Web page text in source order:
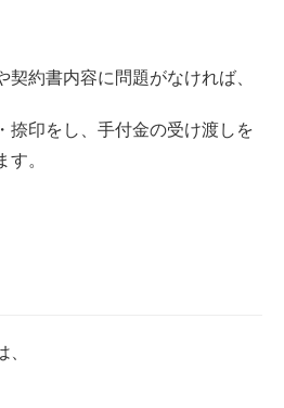
約書内容に問題がなければ、
捺印をし、手付金の受け渡しを
。